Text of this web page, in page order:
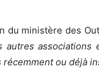
du ministère des
autres associations
ou déjà